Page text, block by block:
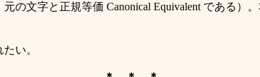
文字と正規等価 Canonical Equivalent である）
い。